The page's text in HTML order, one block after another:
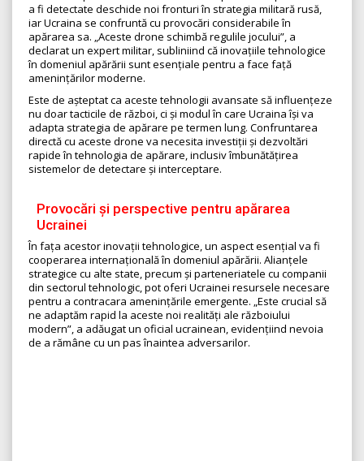
a fi detectate deschide noi fronturi în strategia militară rusă,
iar Ucraina se confruntă cu provocări considerabile în
apărarea sa. „Aceste drone schimbă regulile jocului”, a
declarat un expert militar, subliniind că inovațiile tehnologice
în domeniul apărării sunt esențiale pentru a face față
amenințărilor moderne.
Este de așteptat ca aceste tehnologii avansate să influențeze
nu doar tacticile de război, ci și modul în care Ucraina își va
adapta strategia de apărare pe termen lung. Confruntarea
directă cu aceste drone va necesita investiții și dezvoltări
rapide în tehnologia de apărare, inclusiv îmbunătățirea
sistemelor de detectare și interceptare.
Provocări și perspective pentru apărarea
Ucrainei
În fața acestor inovații tehnologice, un aspect esențial va fi
cooperarea internațională în domeniul apărării. Alianțele
strategice cu alte state, precum și parteneriatele cu companii
din sectorul tehnologic, pot oferi Ucrainei resursele necesare
pentru a contracara amenințările emergente. „Este crucial să
ne adaptăm rapid la aceste noi realități ale războiului
modern”, a adăugat un oficial ucrainean, evidențiind nevoia
de a rămâne cu un pas înaintea adversarilor.